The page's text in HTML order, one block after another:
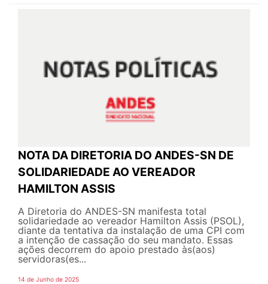
NOTA DA DIRETORIA DO ANDES-SN DE
SOLIDARIEDADE AO VEREADOR
HAMILTON ASSIS
A Diretoria do ANDES-SN manifesta total
solidariedade ao vereador Hamilton Assis (PSOL),
diante da tentativa da instalação de uma CPI com
a intenção de cassação do seu mandato. Essas
ações decorrem do apoio prestado às(aos)
servidoras(es...
14 de Junho de 2025